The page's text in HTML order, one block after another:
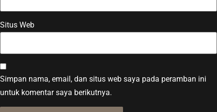
Situs Web
Simpan nama, email, dan situs web saya pada peramban ini
untuk komentar saya berikutnya.